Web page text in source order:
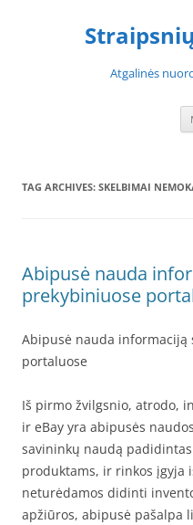
Atgalinės
TAG ARCHIVES: SKELBIMAI
Abipusė nauda
prekybiniuose
Abipusė nauda informaciją
portaluose
Iš pirmo žvilgsnio, atrodo,
ir eBay yra abipusės
savininkų naudą
produktams, ir rinkos įgyja
neturėdamos didinti
apžiūros, abipusė pašalpa